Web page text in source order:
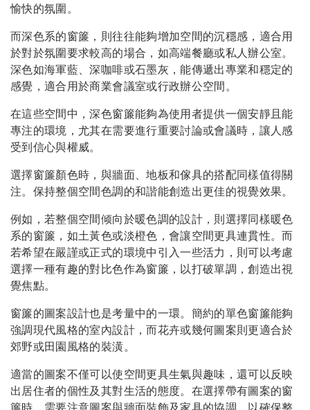
愉快的氛圍。
而深色系的窗簾，則往往能夠增加空間的沉穩感，適合用
於對於氛圍要求較高的場合，如高端餐廳或私人辦公室。
深色如海軍藍、深咖啡或石墨灰，能傳遞出專業和穩定的
感覺，適合用於商業會議室或行政辦公空間。
在這些空間中，深色窗簾能夠為使用者提供一個安靜且能
專注的環境，尤其在需要進行重要討論或會議時，讓人感
受到信心與權威。
選擇窗簾顏色時，與牆面、地板和傢具的搭配同樣值得關
注。保持整個空間色調的和諧能創造出更佳的視覺效果。
例如，若整個空間倾向於暖色調的設計，則選擇同樣暖色
系的窗簾，如土黃色或淡橙色，會讓空間更具連貫性。而
若希望在嚴謹或正式的環境中引入一些活力，則可以考慮
選擇一種有趣的對比色作為窗簾，以打破單調，創造出視
覺焦點。
窗簾的圖案設計也是考量中的一環。簡約的單色窗簾能夠
強調現代風格的室內設計，而花卉或幾何圖案則更適合於
郊野或田園風格的裝潢。
適當的圖案不僅可以使空間更具生氣與趣味，還可以反映
出居住者的個性及其對生活的態度。在選擇帶有圖案的窗
簾時，需要注意圖案與牆面裝飾及家具的協調，以確保整